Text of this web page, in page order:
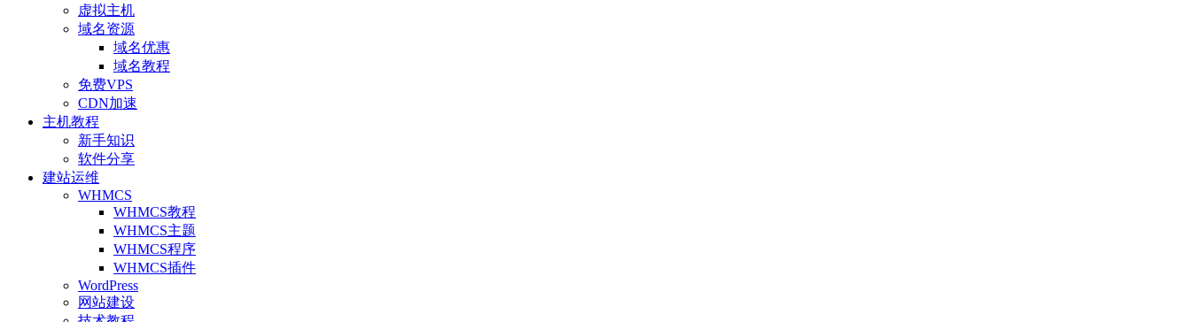
虚拟主机
域名资源
域名优惠
域名教程
免费VPS
CDN加速
主机教程
新手知识
软件分享
建站运维
WHMCS
WHMCS教程
WHMCS主题
WHMCS程序
WHMCS插件
WordPress
网站建设